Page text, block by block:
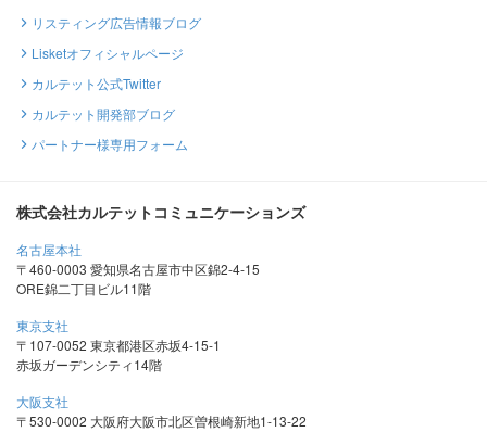
リスティング広告情報ブログ
Lisketオフィシャルページ
カルテット公式Twitter
カルテット開発部ブログ
パートナー様専用フォーム
株式会社カルテットコミュニケーションズ
名古屋本社
〒460-0003 愛知県名古屋市中区錦2-4-15
ORE錦二丁目ビル11階
東京支社
〒107-0052 東京都港区赤坂4-15-1
赤坂ガーデンシティ14階
大阪支社
〒530-0002 大阪府大阪市北区曽根崎新地1-13-22